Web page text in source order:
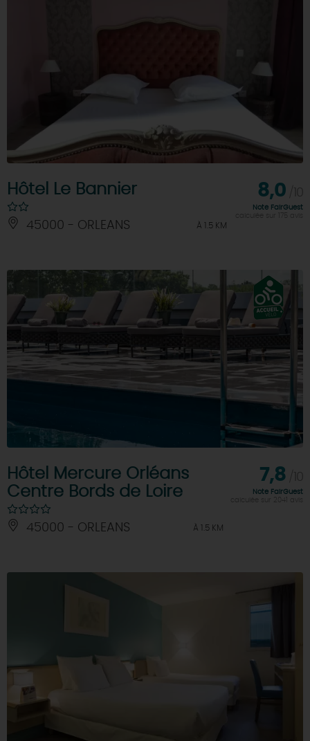
Hôtel Le Bannier
45000 - ORLEANS À 1.5 KM
8,0
Note FairGuest
Hôtel Mercure Orléans
Centre Bords de Loire
45000 - ORLEANS À 1.5 KM
7,8
Note FairGuest